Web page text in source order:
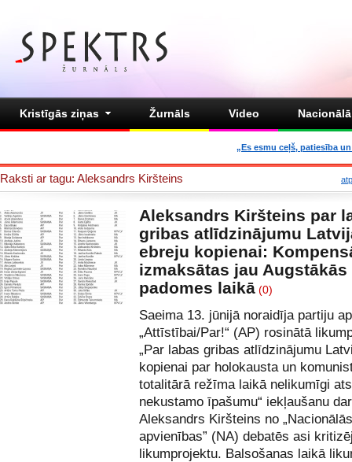
Kristīgās ziņas Žurnāls Video
„Es esmu ceļš, patiesība
Raksti ar tagu: Aleksandrs Kiršteins
Aleksandrs Kiršteins par
gribas atlīdzinājumu
ebreju kopienai:
izmaksātas jau Augstākās
padomes laikā (0)
Saeima 13. jūnijā noraidīja partiju
„Attīstībai/Par!“ (AP) rosinātā
„Par labas gribas atlīdzinājumu
kopienai par holokausta un
totalitārā režīma laikā nelikumīgi
nekustamo īpašumu“ iekļaušanu
Aleksandrs Kiršteins no „Nacionālās
apvienības” (NA) debatēs asi
likumprojektu. Balsošanas laikā